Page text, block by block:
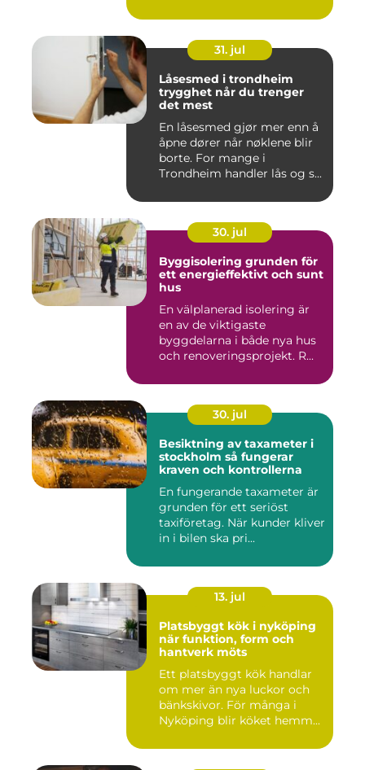
31. jul
Låsesmed i trondheim
trygghet når du trenger
det mest
En låsesmed gjør mer enn å
åpne dører når nøklene blir
borte. For mange i
Trondheim handler lås og s...
30. jul
Byggisolering grunden för
ett energieffektivt och sunt
hus
En välplanerad isolering är
en av de viktigaste
byggdelarna i både nya hus
och renoveringsprojekt. R...
30. jul
Besiktning av taxameter i
stockholm så fungerar
kraven och kontrollerna
En fungerande taxameter är
grunden för ett seriöst
taxiföretag. När kunder kliver
in i bilen ska pri...
13. jul
Platsbyggt kök i nyköping
när funktion, form och
hantverk möts
Ett platsbyggt kök handlar
om mer än nya luckor och
bänkskivor. För många i
Nyköping blir köket hemm...